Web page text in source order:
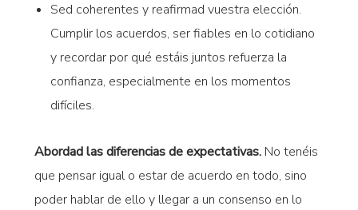
Sed coherentes y reafirmad vuestra elección.
Cumplir los acuerdos, ser fiables en lo cotidiano
y recordar por qué estáis juntos refuerza la
confianza, especialmente en los momentos
difíciles.
Abordad las diferencias de expectativas.No tenéis
que pensar igual o estar de acuerdo en todo, sino
poder hablar de ello y llegar a un consenso en lo